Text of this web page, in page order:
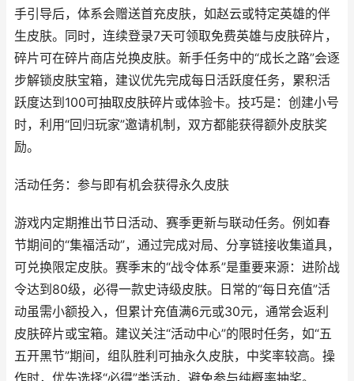
手引导后，体系会赠送首充皮肤，如赵云或特定英雄的伴
生皮肤。同时，连续登录7天可领取免费英雄与皮肤碎片，
碎片可在碎片商店兑换皮肤。新手任务中的“成长之路”会逐
步解锁皮肤宝箱，建议优先完成每日活跃度任务，累积活
跃度达到100可抽取皮肤碎片或体验卡。技巧是：创建小号
时，利用“回归玩家”邀请机制，双方都能获得额外皮肤奖
励。
活动任务：参与即有机会获得永久皮肤
游戏内定期推出节日活动、赛季更新与联动任务。例如春
节期间的“集福活动”，通过完成对局、分享链接收集道具，
可兑换限定皮肤。赛季末的“战令体系”是重要来源：进阶战
令达到80级，必得一款史诗级皮肤。日常的“每日充值”活
动虽需小额投入，但累计充值满6元或30元，通常会返利
皮肤碎片或宝箱。建议关注“活动中心”的限时任务，如“五
五开黑节”期间，组队胜利可抽永久皮肤，中奖率较高。操